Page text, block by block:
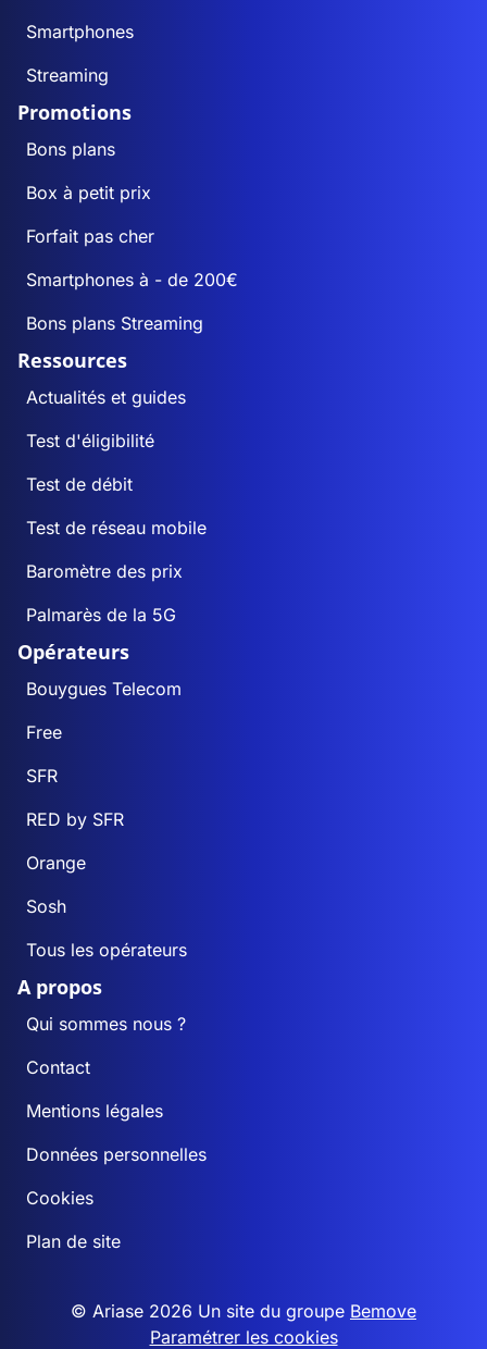
Smartphones
Streaming
Promotions
Bons plans
Box à petit prix
Forfait pas cher
Smartphones à - de 200€
Bons plans Streaming
Ressources
Actualités et guides
Test d'éligibilité
Test de débit
Test de réseau mobile
Baromètre des prix
Palmarès de la 5G
Opérateurs
Bouygues Telecom
Free
SFR
RED by SFR
Orange
Sosh
Tous les opérateurs
A propos
Qui sommes nous ?
Contact
Mentions légales
Données personnelles
Cookies
Plan de site
© Ariase 2026 Un site du groupe Bemove
Paramétrer les cookies